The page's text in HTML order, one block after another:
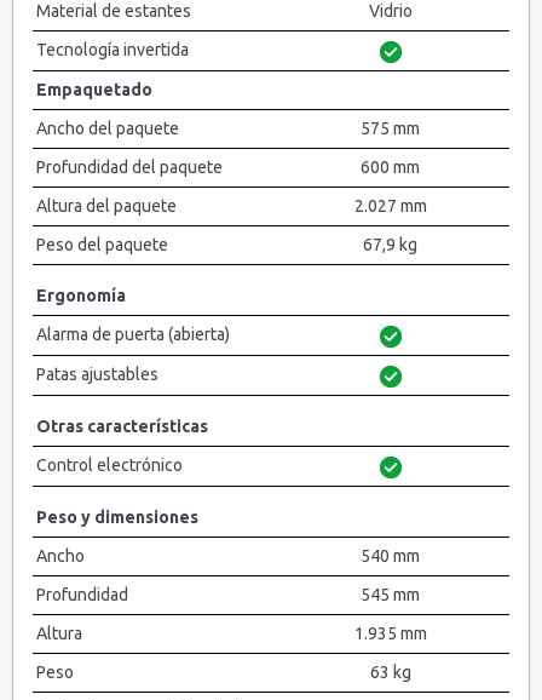
Material de estantes
Vidrio
Tecnología invertida
Empaquetado
Ancho del paquete
575 mm
Profundidad del paquete
600 mm
Altura del paquete
2.027 mm
Peso del paquete
67,9 kg
Ergonomía
Alarma de puerta (abierta)
Patas ajustables
Otras características
Control electrónico
Peso y dimensiones
Ancho
540 mm
Profundidad
545 mm
Altura
1.935 mm
Peso
63 kg